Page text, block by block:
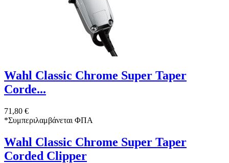
Wahl Classic Chrome Super Taper
Corde...
71,80 €
*Συμπεριλαμβάνεται ΦΠΑ
Wahl Classic Chrome Super Taper
Corded Clipper